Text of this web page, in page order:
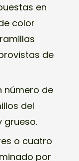
en
color
de
número de
del
grueso.
o cuatro
por